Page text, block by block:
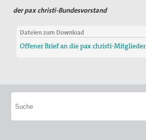
der pax christi-Bundesvorstand
Dateien zum Download
Offener Brief an die pax christi-Mitglieder